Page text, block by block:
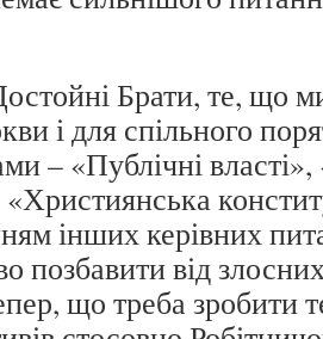
Брати, те, що
і для спільного
– «Публічні
інших керівних
позбавити від
що треба зробити